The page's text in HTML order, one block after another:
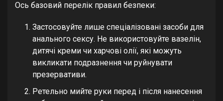
Ось базовий перелік правил безпеки:
Застосовуйте лише спеціалізовані засоби для
анального сексу. Не використовуйте вазелін,
дитячі креми чи харчові олії, які можуть
викликати подразнення чи руйнувати
презервативи.
Ретельно мийте руки перед і після нанесення